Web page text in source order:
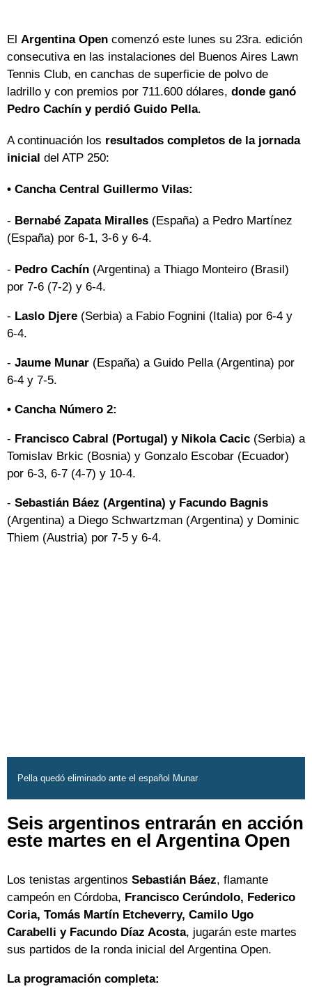
El Argentina Open comenzó este lunes su 23ra. edición
consecutiva en las instalaciones del Buenos Aires Lawn
Tennis Club, en canchas de superficie de polvo de
ladrillo y con premios por 711.600 dólares, donde ganó
Pedro Cachín y perdió Guido Pella.
A continuación los resultados completos de la jornada
inicial del ATP 250:
• Cancha Central Guillermo Vilas:
- Bernabé Zapata Miralles (España) a Pedro Martínez
(España) por 6-1, 3-6 y 6-4.
- Pedro Cachín (Argentina) a Thiago Monteiro (Brasil)
por 7-6 (7-2) y 6-4.
- Laslo Djere (Serbia) a Fabio Fognini (Italia) por 6-4 y
6-4.
- Jaume Munar (España) a Guido Pella (Argentina) por
6-4 y 7-5.
• Cancha Número 2:
- Francisco Cabral (Portugal) y Nikola Cacic (Serbia) a
Tomislav Brkic (Bosnia) y Gonzalo Escobar (Ecuador)
por 6-3, 6-7 (4-7) y 10-4.
- Sebastián Báez (Argentina) y Facundo Bagnis
(Argentina) a Diego Schwartzman (Argentina) y Dominic
Thiem (Austria) por 7-5 y 6-4.
Pella quedó eliminado ante el español Munar
Seis argentinos entrarán en acción
este martes en el Argentina Open
Los tenistas argentinos Sebastián Báez, flamante
campeón en Córdoba, Francisco Cerúndolo, Federico
Coria, Tomás Martín Etcheverry, Camilo Ugo
Carabelli y Facundo Díaz Acosta, jugarán este martes
sus partidos de la ronda inicial del Argentina Open.
La programación completa: